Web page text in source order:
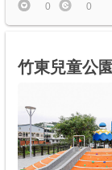
0 0
竹東兒童公